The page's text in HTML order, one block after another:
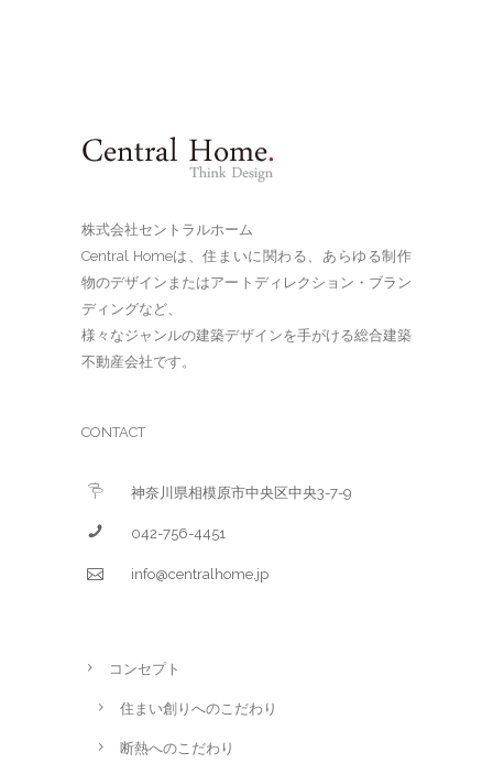
株式会社セントラルホーム
Central Homeは、住まいに関わる、あらゆる制作
物のデザインまたはアートディレクション・ブラン
ディングなど、
様々なジャンルの建築デザインを手がける総合建築
不動産会社です。
CONTACT
神奈川県相模原市中央区中央3-7-9
042-756-4451
info@centralhome.jp
コンセプト
住まい創りへのこだわり
断熱へのこだわり